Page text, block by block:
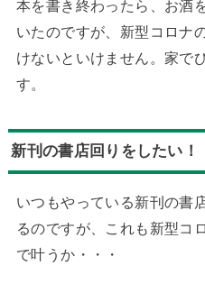
本を書き終わったら、お酒
いたのですが、新型コロナ
けないといけません。家で
す。
新刊の書店回りをしたい！
いつもやっている新刊の書
るのですが、これも新型コ
で叶うか・・・